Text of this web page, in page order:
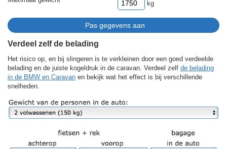
kg
Verdeel zelf de belading
Het risico op, en bij slingeren is te verkleinen door een goed verdeelde
belading en de juiste kogeldruk in de caravan. Verdeel zelf de belading
in de BMW en Caravan en bekijk wat het effect is bij verschillende
snelheden.